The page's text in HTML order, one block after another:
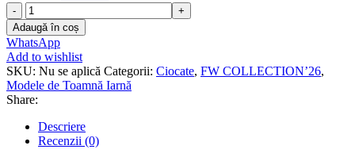
Cantitate
Ciocate
piele
naturala
Brenda
Adaugă în coș
WhatsApp
Add to wishlist
SKU: Nu se aplică Categorii: Ciocate, FW COLLECTION’26,
Modele de Toamnă Iarnă
Share:
Descriere
Recenzii (0)